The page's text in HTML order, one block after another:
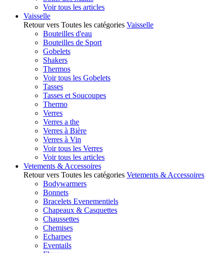
Voir tous les articles
Vaisselle
Retour vers Toutes les catégories Vaisselle
Bouteilles d'eau
Bouteilles de Sport
Gobelets
Shakers
Thermos
Voir tous les Gobelets
Tasses
Tasses et Soucoupes
Thermo
Verres
Verres a the
Verres à Bière
Verres à Vin
Voir tous les Verres
Voir tous les articles
Vetements & Accessoires
Retour vers Toutes les catégories Vetements & Accessoires
Bodywarmers
Bonnets
Bracelets Evenementiels
Chapeaux & Casquettes
Chaussettes
Chemises
Echarpes
Eventails